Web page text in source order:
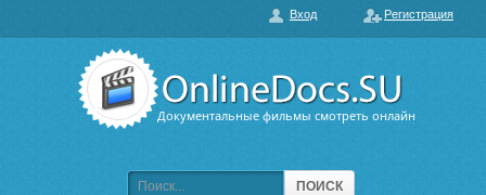
Документальные фильмы смотреть онлайн
ПОИСК
О нас
Вход Регистрация
ПОПУЛЯРНЫЕ
ПОДБОРКИ ФИЛЬМОВ